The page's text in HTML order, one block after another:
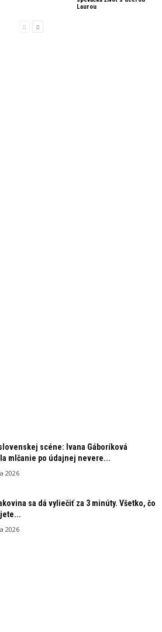
Laurou
scéne: Ivana Gáboríková
mlčanie po údajnej nevere...
2026
sa dá vyliečiť za 3 minúty. Všetko, čo
2026